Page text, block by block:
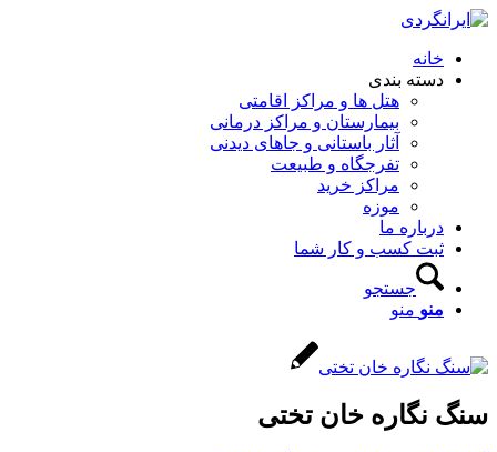
خانه
دسته بندی
هتل ها و مراکز اقامتی
بیمارستان و مراکز درمانی
آثار باستانی و جاهای دیدنی
تفرجگاه و طبیعت
مراکز خرید
موزه
درباره ما
ثبت کسب و کار شما
جستجو
منو منو
سنگ‌ نگاره خان‌ تختی